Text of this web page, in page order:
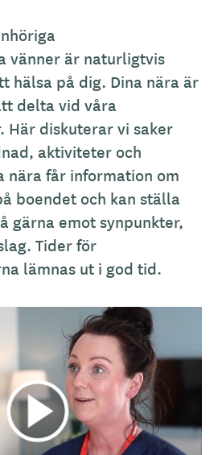
vänner är naturligtvis
hälsa på dig. Dina nära är
delta vid våra
Här diskuterar vi saker
aktiviteter och
nära får information om
boendet och kan ställa
gärna emot synpunkter,
Tider för
lämnas ut i god tid.